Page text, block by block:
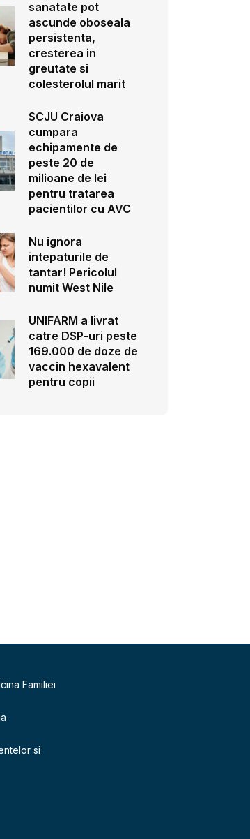
sanatate pot
ascunde oboseala
persistenta,
cresterea in
greutate si
colesterolul marit
SCJU Craiova
cumpara
echipamente de
peste 20 de
milioane de lei
pentru tratarea
pacientilor cu AVC
Nu ignora
intepaturile de
tantar! Pericolul
numit West Nile
UNIFARM a livrat
catre DSP-uri peste
169.000 de doze de
vaccin hexavalent
pentru copii
Familiei
si